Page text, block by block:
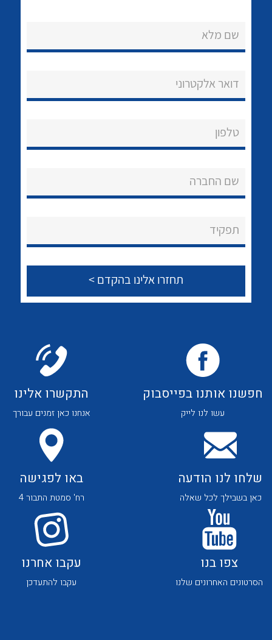
נקודות מכירה
About Ateka Ltd.
צור קשר
לכל מוצרי היצרן
לכל מוצרי היצרן לכל מוצרי היצרן
לכל מוצרי היצרן לכל מוצרי היצרן
לכל מוצרי היצרן לכל מוצרי היצרן
שם מלא
דואר אלקטרוני
טלפון
שם החברה
תפקיד
חפשנו אותנו בפייסבוק
עשו לנו לייק
התקשרו אלינו
אנחנו כאן זמנים עבורך
שלחו לנו הודעה
כאן בשבילך לכל שאלה
באו לפגישה
רח' סמטת התבור 4
צפו בנו
הסרטונים האחרונים שלנו
עקבו אחרנו
עקבו להתעדכן